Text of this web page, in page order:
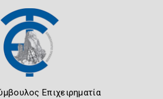
Επιχειρηματία